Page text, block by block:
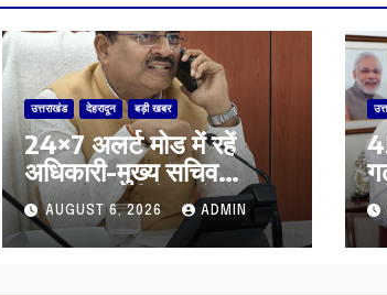
उत्तराखंड देहरादून बड़ी खबर
24×7 अलर्ट मोड में रहें
अधिकारी-मुख्य सचिव
मानसून-एसईओसी से मुख्य
सचिव ने की विस्तृत समीक्षा
कहा-बंद सड़कों को शीघ्र
AUGUST 6, 2026 ADMIN